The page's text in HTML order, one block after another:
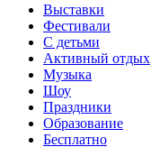
Выставки
Фестивали
С детьми
Активный отдых
Музыка
Шоу
Праздники
Образование
Бесплатно